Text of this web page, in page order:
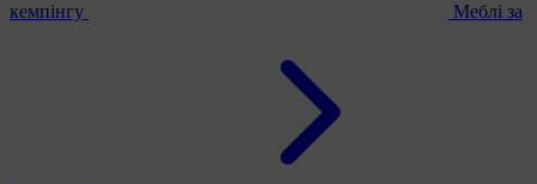
кемпінгу Меблі за